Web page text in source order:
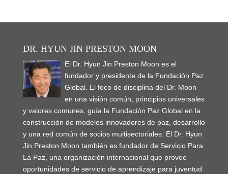
DR. HYUN JIN PRESTON MOON
El Dr. Hyun Jin Preston Moon es el
fundador y presidente de la Fundación Paz
Global. El foco de disciplina del Dr. Moon
en una visión común, principios universales
y valores comunes, guía la Fundación Paz Global en la
construcción de modelos innovadores de paz, desarrollo
y una red común de socios multisectoriales. El Dr. Hyun
Jin Preston Moon también es fundador de Servicio Para
La Paz, una organización internacional que provee
oportunidades de servicio de aprendizaje para juventud